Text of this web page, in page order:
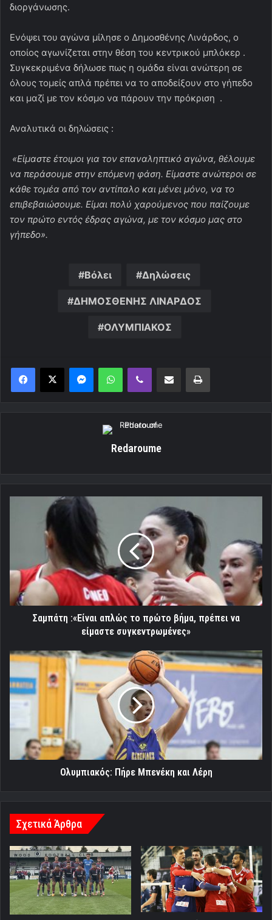
διοργάνωσης.
Ενόψει του αγώνα μίλησε ο Δημοσθένης Λινάρδος, ο
οποίος αγωνίζεται στην θέση του κεντρικού μπλόκερ .
Συγκεκριμένα δήλωσε πως η ομάδα είναι ανώτερη σε
όλους τομείς απλά πρέπει να το αποδείξουν στο γήπεδο
και μαζί με τον κόσμο να πάρουν την πρόκριση .
Αναλυτικά οι δηλώσεις :
«Είμαστε έτοιμοι για τον επαναληπτικό αγώνα, θέλουμε
να περάσουμε στην επόμενη φάση. Είμαστε ανώτεροι σε
κάθε τομέα από τον αντίπαλο και μένει μόνο, να το
επιβεβαιώσουμε. Είμαι πολύ χαρούμενος που παίζουμε
τον πρώτο εντός έδρας αγώνα, με τον κόσμο μας στο
γήπεδο».
Βόλει Δηλώσεις
ΔΗΜΟΣΘΕΝΗΣ ΛΙΝΑΡΔΟΣ
ΟΛΥΜΠΙΑΚΟΣ
MessengerWhatsAppViber Κοινοποίηση μέσω ηλεκτρονικού ταχυδρομείουΕκτύπωση
Redaroume
βήμα,
πρέπει
να
είμαστε
συγκεντρωμένες»
Σαμπάτη :«Είναι απλώς το πρώτο βήμα, πρέπει να
είμαστε συγκεντρωμένες»
Ολυμπιακός:
Μπενέκη
και
Λέρη
Ολυμπιακός: Πήρε Μπενέκη και Λέρη
Σχετικά Άρθρα